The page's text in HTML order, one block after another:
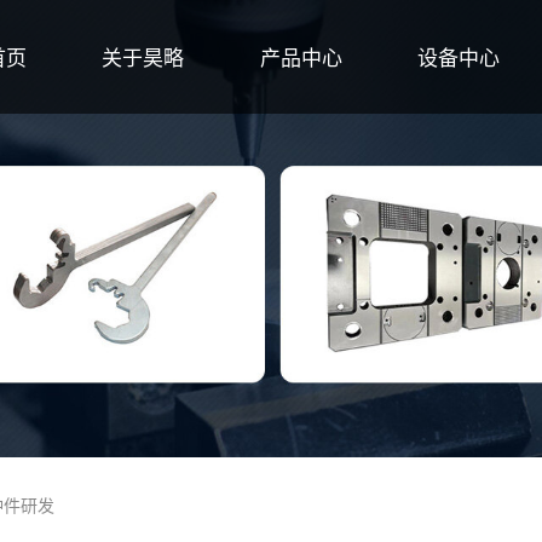
页 关于昊略 产品中心 设备中心
研发